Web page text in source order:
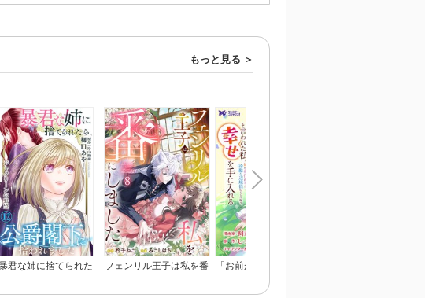
もっと見る
君な姉に捨てられた
フェンリル王子は私を番
「お前が代わりに死ね」
わりに冷酷な辺境伯のも